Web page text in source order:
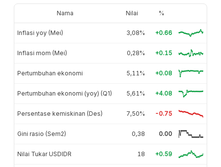
Nama Nilai %
Inflasi yoy (Mei) 3,08% +0.66
Inflasi mom (Mei) 0,28% +0.15
Pertumbuhan ekonomi 5,11% +0.08
Pertumbuhan ekonomi (yoy) (Q1) 5,61% +4.08
Persentase kemiskinan (Des) 7,50% -0.75
Gini rasio (Sem2) 0,38 0.00
Nilai Tukar USDIDR 18 +0.59